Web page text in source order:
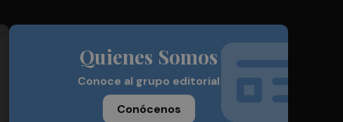
Quienes Somos
Conoce al grupo editorial
Conócenos